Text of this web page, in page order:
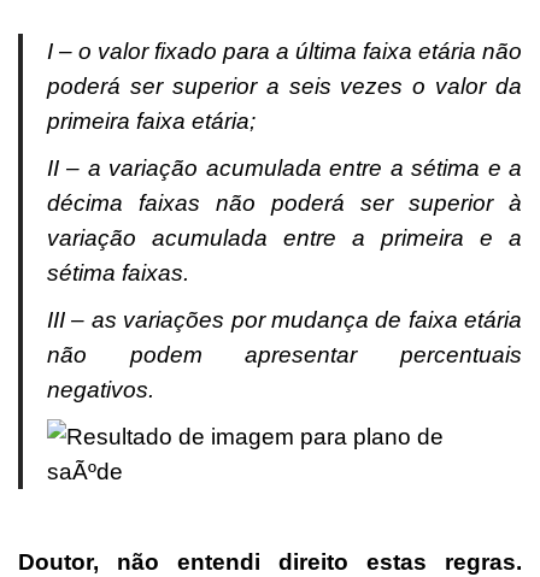
I – o valor fixado para a última faixa etária não
poderá ser superior a seis vezes o valor da
primeira faixa etária;
II – a variação acumulada entre a sétima e a
décima faixas não poderá ser superior à
variação acumulada entre a primeira e a
sétima faixas.
III – as variações por mudança de faixa etária
não podem apresentar percentuais
negativos.
Doutor, não entendi direito estas regras.